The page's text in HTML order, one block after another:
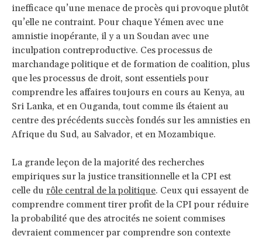
inefficace qu’une menace de procès qui provoque plutôt
qu’elle ne contraint. Pour chaque Yémen avec une
amnistie inopérante, il y a un Soudan avec une
inculpation contreproductive. Ces processus de
marchandage politique et de formation de coalition, plus
que les processus de droit, sont essentiels pour
comprendre les affaires toujours en cours au Kenya, au
Sri Lanka, et en Ouganda, tout comme ils étaient au
centre des précédents succès fondés sur les amnisties en
Afrique du Sud, au Salvador, et en Mozambique.
La grande leçon de la majorité des recherches
empiriques sur la justice transitionnelle et la CPI est
celle du rôle central de la politique. Ceux qui essayent de
comprendre comment tirer profit de la CPI pour réduire
la probabilité que des atrocités ne soient commises
devraient commencer par comprendre son contexte